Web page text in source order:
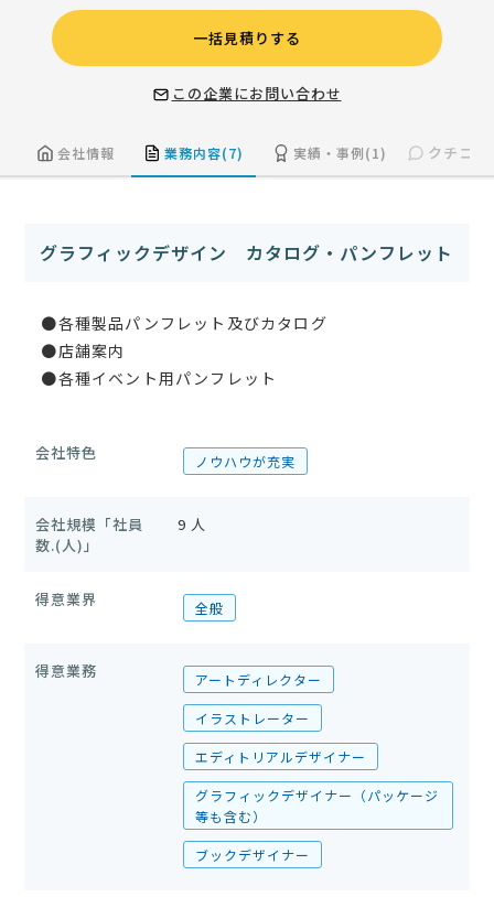
一括見積りする
この企業にお問い合わせ
会社情報 業務内容(7) 実績・事例(1) クチコ
グラフィックデザイン カタログ・パンフレット
●各種製品パンフレット及びカタログ
●店舗案内
●各種イベント用パンフレット
会社特色 ノウハウが充実
会社規模「社員
数.(人)」
9 人
得意業界 全般
得意業務 アートディレクター
イラストレーター
エディトリアルデザイナー
グラフィックデザイナー（パッケージ
等も含む）
ブックデザイナー